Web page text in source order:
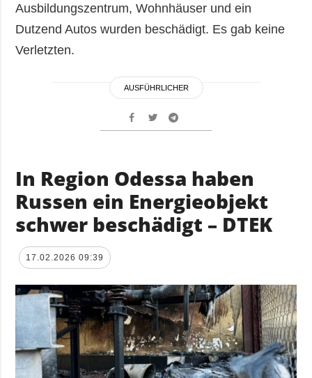
Ausbildungszentrum, Wohnhäuser und ein
Dutzend Autos wurden beschädigt. Es gab keine
Verletzten.
AUSFÜHRLICHER
In Region Odessa haben
Russen ein Energieobjekt
schwer beschädigt – DTEK
17.02.2026 09:39